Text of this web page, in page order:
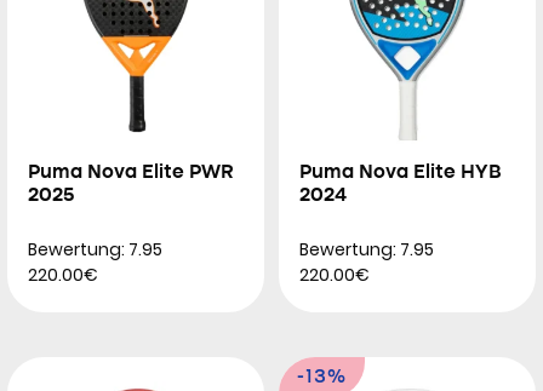
Puma Nova Elite PWR
2025
Bewertung: 7.95
220.00€
Puma Nova Elite HYB
2024
Bewertung: 7.95
220.00€
-13%